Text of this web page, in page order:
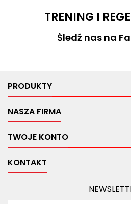
TRENING I
Śledź nas na
PRODUKTY
NASZA FIRMA
TWOJE KONTO
KONTAKT